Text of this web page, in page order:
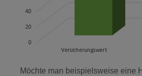
Möchte man beispielsweise eine